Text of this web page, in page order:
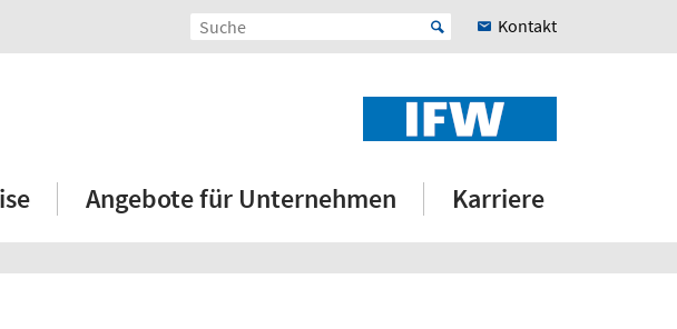
Kontakt
Angebote für Unternehmen Karriere